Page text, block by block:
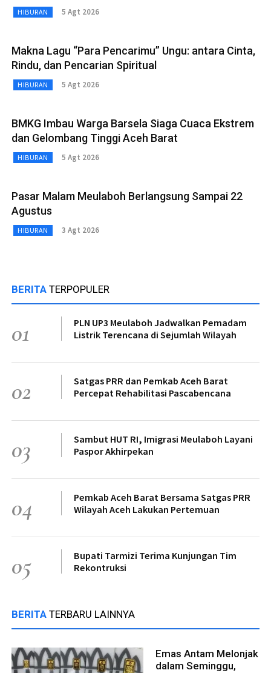
HIBURAN 5 Agt 2026
Makna Lagu “Para Pencarimu” Ungu: antara Cinta,
Rindu, dan Pencarian Spiritual
HIBURAN 5 Agt 2026
BMKG Imbau Warga Barsela Siaga Cuaca Ekstrem
dan Gelombang Tinggi Aceh Barat
HIBURAN 5 Agt 2026
Pasar Malam Meulaboh Berlangsung Sampai 22
Agustus
HIBURAN 3 Agt 2026
BERITA TERPOPULER
01
PLN UP3 Meulaboh Jadwalkan Pemadam
Listrik Terencana di Sejumlah Wilayah
02
Satgas PRR dan Pemkab Aceh Barat
Percepat Rehabilitasi Pascabencana
03
Sambut HUT RI, Imigrasi Meulaboh Layani
Paspor Akhirpekan
04
Pemkab Aceh Barat Bersama Satgas PRR
Wilayah Aceh Lakukan Pertemuan
05
Bupati Tarmizi Terima Kunjungan Tim
Rekontruksi
BERITA TERBARU LAINNYA
Emas Antam Melonjak
dalam Seminggu,